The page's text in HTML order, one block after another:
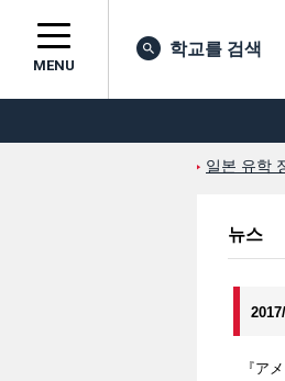
MENU
학교를 검색
일본 유학
뉴스
『ア